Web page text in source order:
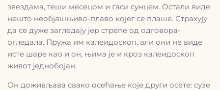
звездама, теши месецом и гаси сунцем. Остали виде
нешто необјашњиво-плаво којег се плаше. Страхују
да се дуже загледају јер стрепе од одговора-
огледала. Пружа им калеидоскоп, али они не виде
исте шаре као и он, њима је и кроз калеидоскоп
живот једнобојан.
Он доживљава свако осећање које други осете: сузе